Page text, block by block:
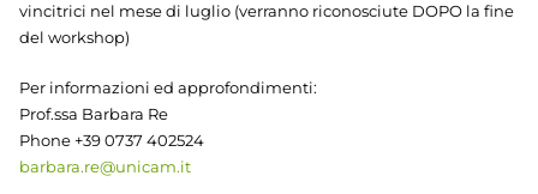
vincitrici nel mese di luglio (verranno riconosciute DOPO la fine
del workshop)
Per informazioni ed approfondimenti:
Prof.ssa Barbara Re
Phone +39 0737 402524
barbara.re@unicam.it